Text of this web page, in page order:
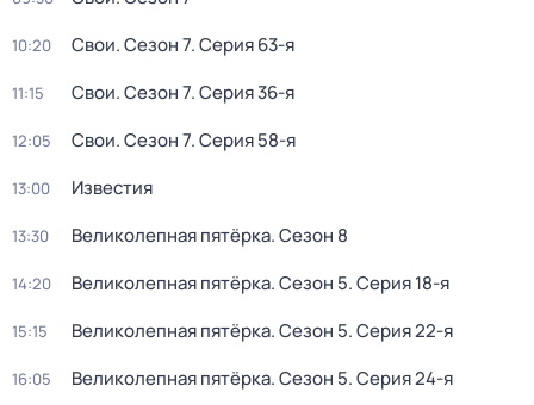
10:20 Свои. Сезон 7. Серия 63-я
11:15 Свои. Сезон 7. Серия 36-я
12:05 Свои. Сезон 7. Серия 58-я
13:00 Известия
13:30 Великолепная пятёрка. Сезон 8
14:20 Великолепная пятёрка. Сезон 5. Серия 18-я
15:15 Великолепная пятёрка. Сезон 5. Серия 22-я
16:05 Великолепная пятёрка. Сезон 5. Серия 24-я